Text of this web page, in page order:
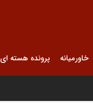
خاورمیانه پرونده هسته ای